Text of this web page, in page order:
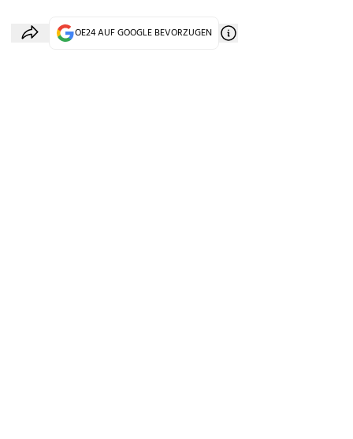
OE24 AUF GOOGLE BEVORZUGEN